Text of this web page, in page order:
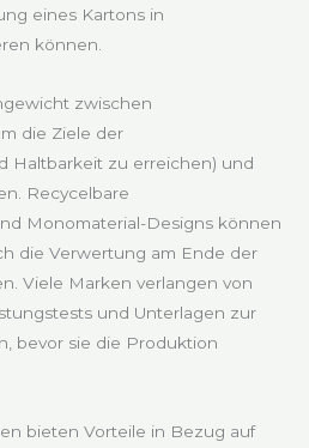
eines Kartons in
können.
zwischen
die Ziele der
Haltbarkeit zu erreichen) und
Recycelbare
Monomaterial-Designs können
die Verwertung am Ende der
Viele Marken verlangen von
und Unterlagen zur
bevor sie die Produktion
bieten Vorteile in Bezug auf